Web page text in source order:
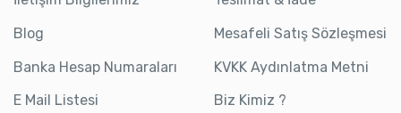
Blog
Banka Hesap Numaraları
E Mail Listesi
Mesafeli Satış Sözleşmesi
KVKK Aydınlatma Metni
Biz Kimiz ?